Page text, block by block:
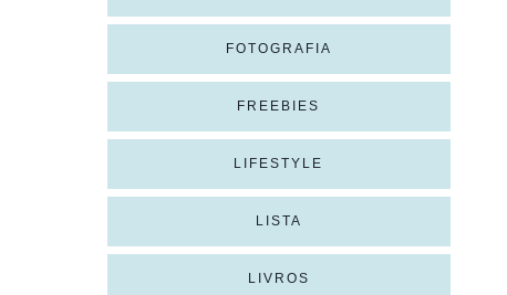
FOTOGRAFIA
FREEBIES
LIFESTYLE
LISTA
LIVROS